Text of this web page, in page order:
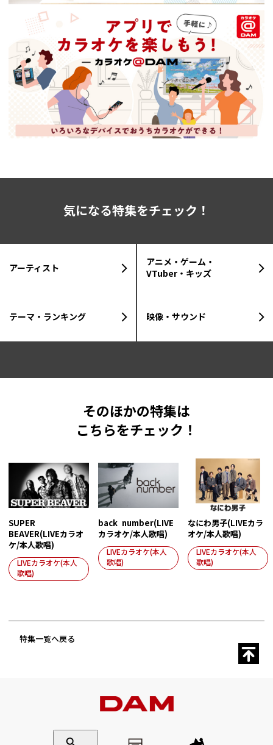
気になる特集をチェック！
アーティスト
アニメ・ゲーム・
VTuber・キッズ
テーマ・ランキング 映像・サウンド
そのほかの特集は
こちらをチェック！
SUPER
BEAVER(LIVEカラオ
ケ/本人歌唱)
LIVEカラオケ(本人
歌唱)
back number(LIVE
カラオケ/本人歌唱)
LIVEカラオケ(本人
歌唱)
なにわ男子(LIVEカラ
オケ/本人歌唱)
LIVEカラオケ(本人
歌唱)
特集一覧へ戻る